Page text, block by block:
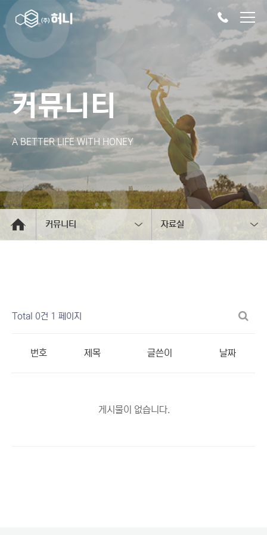
커뮤니티
A BETTER LIFE WITH HONEY
커뮤니티 자료실
Total 0건 1 페이지
번호 제목 글쓴이 날짜
게시물이 없습니다.